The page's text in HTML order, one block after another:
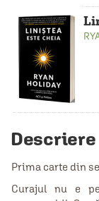
Descriere
Prima carte din
Curajul nu e